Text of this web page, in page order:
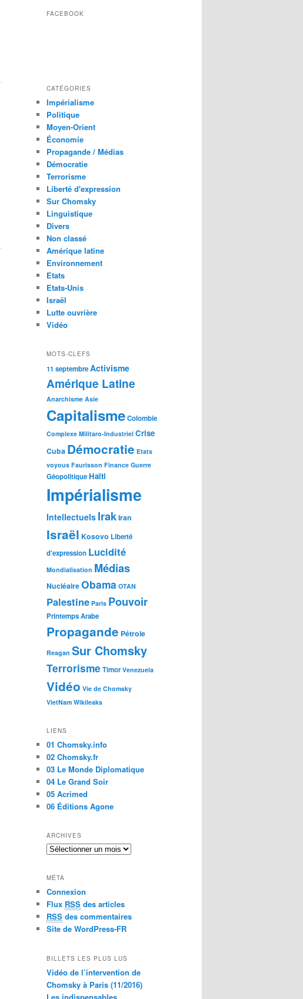
FACEBOOK
CATÉGORIES
Impérialisme
Politique
Moyen-Orient
Économie
Propagande / Médias
Démocratie
Terrorisme
Liberté d'expression
Sur Chomsky
Linguistique
Divers
Non classé
Amérique latine
Environnement
Etats
Etats-Unis
Israël
Lutte ouvrière
Vidéo
MOTS-CLEFS
11 septembreActivisme
Amérique Latine
Anarchisme Asie
CapitalismeColombie
Complexe Militaro-Industriel Crise
Cuba Démocratie Etats
voyous Faurisson Finance Guerre
GéopolitiqueHaïti
Impérialisme
Intellectuels IrakIran
Israël Kosovo Liberté
d'expression Lucidité
Mondialisation Médias
NucléaireObama OTAN
Palestine Paris Pouvoir
Printemps Arabe
Propagande Pétrole
Reagan Sur Chomsky
Terrorisme Timor Venezuela
Vidéo Vie de Chomsky
VietNam Wikileaks
LIENS
01 Chomsky.info
02 Chomsky.fr
03 Le Monde Diplomatique
04 Le Grand Soir
05 Acrimed
06 Éditions Agone
ARCHIVES
A
h
i
v
e
s
MÉTA
Connexion
Flux RSS des articles
RSS des commentaires
Site de WordPress-FR
BILLETS LES PLUS LUS
Vidéo de l’intervention de
Chomsky à Paris (11/2016)